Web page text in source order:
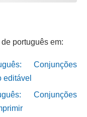
português em:
Conjunções
editável
Conjunções